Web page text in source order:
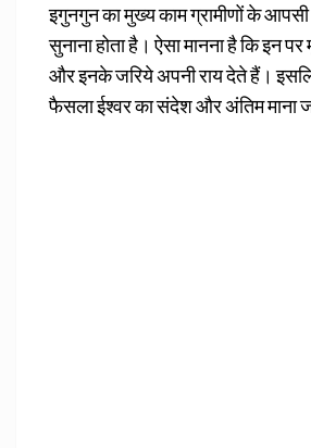
इगुनगुन का मुख्य काम ग्रामीणों के आपसी
सुनाना होता है। ऐसा मानना है कि इन
और इनके जरिये अपनी राय देते हैं।
फैसला ईश्वर का संदेश और अंतिम माना